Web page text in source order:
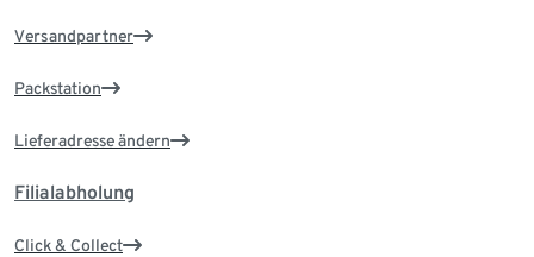
Versandpartner
Packstation
Lieferadresse ändern
Filialabholung
Click & Collect